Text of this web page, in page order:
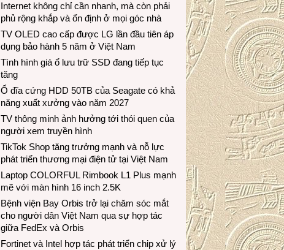
Internet không chỉ cần nhanh, mà còn phải
phủ rộng khắp và ổn định ở mọi góc nhà
TV OLED cao cấp được LG lần đầu tiên áp
dụng bảo hành 5 năm ở Việt Nam
Tình hình giá ổ lưu trữ SSD đang tiếp tục
tăng
Ổ đĩa cứng HDD 50TB của Seagate có khả
năng xuất xưởng vào năm 2027
TV thông minh ảnh hưởng tới thói quen của
người xem truyền hình
TikTok Shop tăng trưởng mạnh và nỗ lực
phát triển thương mại điện tử tại Việt Nam
Laptop COLORFUL Rimbook L1 Plus mạnh
mẽ với màn hình 16 inch 2.5K
Bệnh viện Bay Orbis trở lại chăm sóc mắt
cho người dân Việt Nam qua sự hợp tác
giữa FedEx và Orbis
Fortinet và Intel hợp tác phát triển chip xử lý